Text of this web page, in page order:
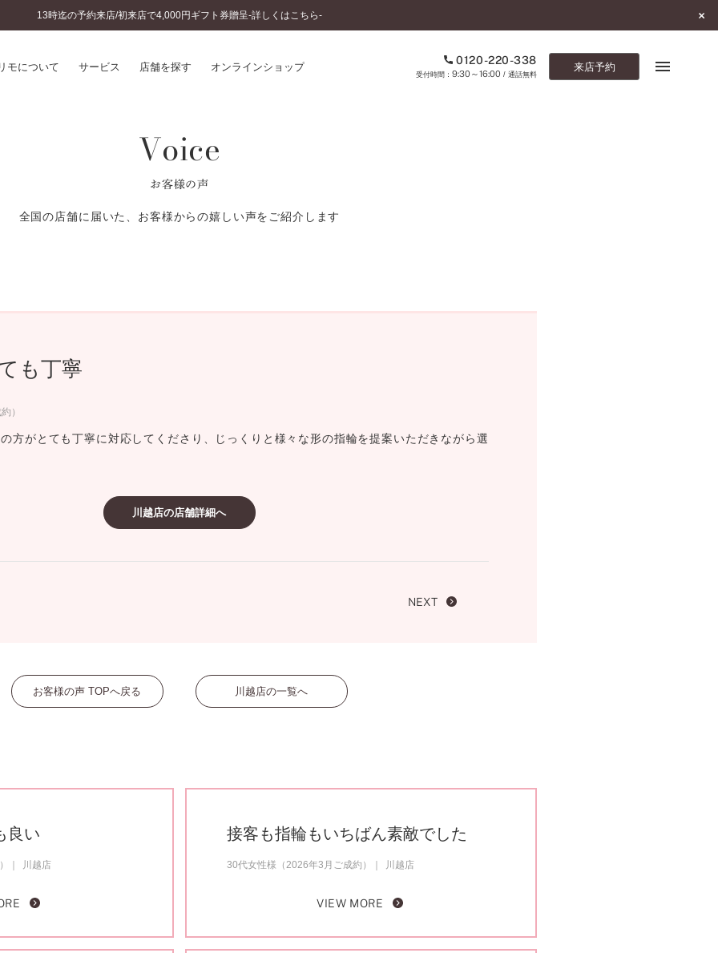
13時迄の予約来店/初来店で4,000円ギフト券贈呈-詳しくはこちら-
モについて サービス 店舗を探す オンラインショップ 0120-220-338
9:30～16:00/ 通話無料
来店予約
のこだわり
スダイヤモンド&バースストー
ーズサポート
婚約指輪とは
結婚指輪とは
セットリングとは
ショップブログ
Voice
お客様の声
全国の店舗に届いた、お客様からの嬉しい声をご紹介します
も丁寧
）
方がとても丁寧に対応してくださり、じっくりと様々な形の指輪を提案いただきながら選
川越店の店舗詳細へ
NEXT
お客様の声 TOPへ戻る 川越店の一覧へ
良い
川越店
接客も指輪もいちばん素敵でした
30代女性様（2026年3月ご成約） 川越店
VIEW MORE